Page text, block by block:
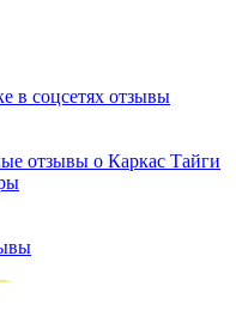
в соцсетях отзывы
отзывы о Каркас Тайги